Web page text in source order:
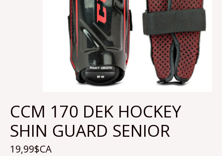
CCM 170 DEK HOCKEY
SHIN GUARD SENIOR
19,99$CA